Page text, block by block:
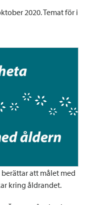
2020. Temat för i
att målet med
kring åldrandet.